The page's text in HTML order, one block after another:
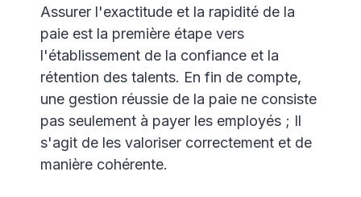
Assurer l'exactitude et la rapidité de la
paie est la première étape vers
l'établissement de la confiance et la
rétention des talents. En fin de compte,
une gestion réussie de la paie ne consiste
pas seulement à payer les employés ; Il
s'agit de les valoriser correctement et de
manière cohérente.